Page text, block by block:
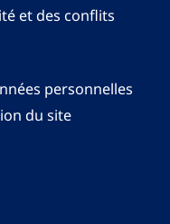
et des conflits
personnelles
du site